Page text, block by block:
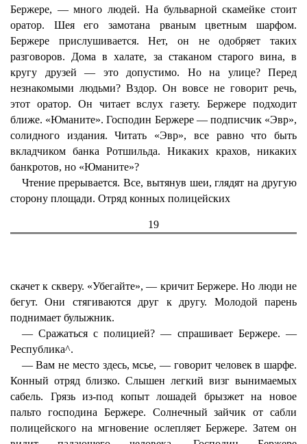
Бержере, — много людей. На бульварной скамейке стоит
оратор. Шея его замотана рваным цветным шарфом.
Бержере прислушивается. Нет, он не одобряет таких
разговоров. Дома в халате, за стаканом старого вина, в
кругу друзей — это допустимо. Но на улице? Перед
незнакомыми людьми? Вздор. Он вовсе не говорит речь,
этот оратор. Он читает вслух газету. Бержере подходит
ближе. «Юманите». Господин Бержере — подписчик «Эвр»,
солидного издания. Читать «Эвр», все равно что быть
вкладчиком банка Ротшильда. Никаких крахов, никаких
банкротов, но «Юманите»?
Чтение прерывается. Все, вытянув шеи, глядят на другую
сторону площади. Отряд конных полицейских
19
скачет к скверу. «Убегайте», — кричит Бержере. Но люди не
бегут. Они стягиваются друг к другу. Молодой парень
поднимает булыжник.
— Сражаться с полицией? — спрашивает Бержере. —
Республика^.
— Вам не место здесь, мсье, — говорит человек в шарфе.
Конный отряд близко. Слышен легкий визг вынимаемых
сабель. Грязь из-под копыт лошадей брызжет на новое
пальто господина Бержере. Солнечный зайчик от сабли
полицейского на мгновение ослепляет Бержере. Затем он